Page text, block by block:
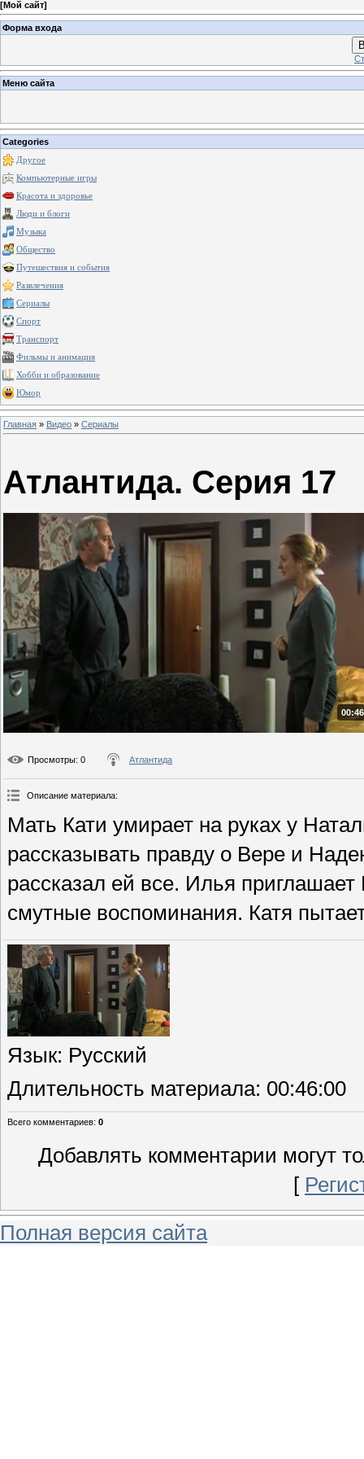
[Мой сайт]
Форма входа
Меню сайта
Categories
Другое
Компьютерные игры
Красота и здоровье
Люди и блоги
Музыка
Общество
Путешествия и события
Развлечения
Сериалы
Спорт
Транспорт
Фильмы и анимация
Хобби и образование
Юмор
Главная » Видео » Сериалы
Атлантида. Серия 17
Просмотры: 0 Атлантида
Описание материала:
Мать Кати умирает на руках у
рассказывать правду о Вере и
рассказал ей все. Илья
смутные воспоминания. Катя
Язык: Русский
Длительность материала: 00:46:00
Всего комментариев: 0
Добавлять комментарии могут
[
Полная версия сайта